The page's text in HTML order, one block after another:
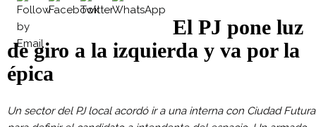
El PJ pone luz
de giro a la izquierda y va por la
épica
Un sector del PJ local acordó ir a una interna con Ciudad Futura